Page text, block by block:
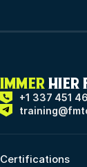
IMMER HIER
+1 337 451
Certifications